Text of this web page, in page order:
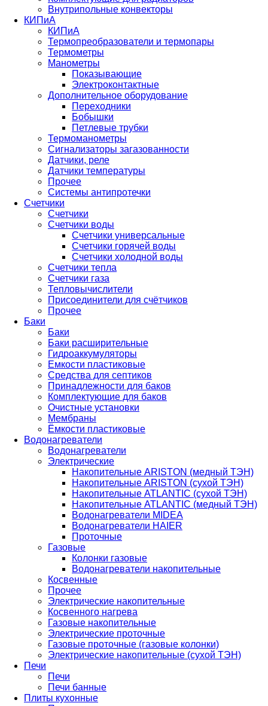
Внутрипольные конвекторы
КИПиА
КИПиА
Термопреобразователи и термопары
Термометры
Манометры
Показывающие
Электроконтактные
Дополнительное оборудование
Переходники
Бобышки
Петлевые трубки
Термоманометры
Сигнализаторы загазованности
Датчики, реле
Датчики температуры
Прочее
Системы антипротечки
Счетчики
Счетчики
Счетчики воды
Счетчики универсальные
Счетчики горячей воды
Счетчики холодной воды
Счетчики тепла
Счетчики газа
Тепловычислители
Присоединители для счётчиков
Прочее
Баки
Баки
Баки расширительные
Гидроаккумуляторы
Емкости пластиковые
Средства для септиков
Принадлежности для баков
Комплектующие для баков
Очистные установки
Мембраны
Ёмкости пластиковые
Водонагреватели
Водонагреватели
Электрические
Накопительные ARISTON (медный ТЭН)
Накопительные ARISTON (сухой ТЭН)
Накопительные ATLANTIC (сухой ТЭН)
Накопительные ATLANTIC (медный ТЭН)
Водонагреватели MIDEA
Водонагреватели HAIER
Проточные
Газовые
Колонки газовые
Водонагреватели накопительные
Косвенные
Прочее
Электрические накопительные
Косвенного нагрева
Газовые накопительные
Электрические проточные
Газовые проточные (газовые колонки)
Электрические накопительные (сухой ТЭН)
Печи
Печи
Печи банные
Плиты кухонные